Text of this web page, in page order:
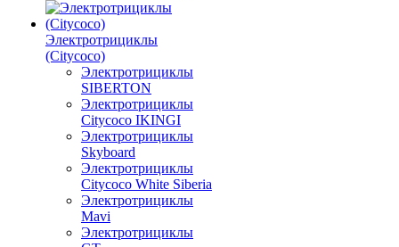
Электротрициклы
(Citycoco)
Электротрициклы
SIBERTON
Электротрициклы
Citycoco IKINGI
Электротрициклы
Skyboard
Электротрициклы
Citycoco White Siberia
Электротрициклы
Mavi
Электротрициклы